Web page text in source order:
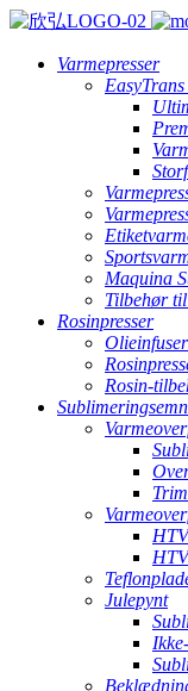
Varmepresser
Maquina
Tilbehør
Rosinpresser
Rosin-
HTV
Julepynt